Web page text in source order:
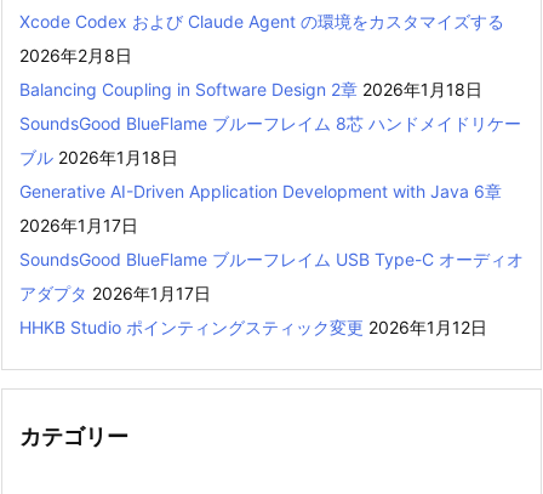
Xcode Codex および Claude Agent の環境をカスタマイズする
2026年2月8日
Balancing Coupling in Software Design 2章 2026年1月18日
SoundsGood BlueFlame ブルーフレイム 8芯 ハンドメイドリケー
ブル 2026年1月18日
Generative AI-Driven Application Development with Java 6章
2026年1月17日
SoundsGood BlueFlame ブルーフレイム USB Type-C オーディオ
アダプタ 2026年1月17日
HHKB Studio ポインティングスティック変更 2026年1月12日
カテゴリー